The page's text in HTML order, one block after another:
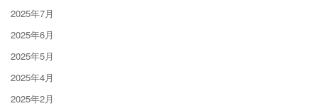
2025年7月
2025年6月
2025年5月
2025年4月
2025年2月